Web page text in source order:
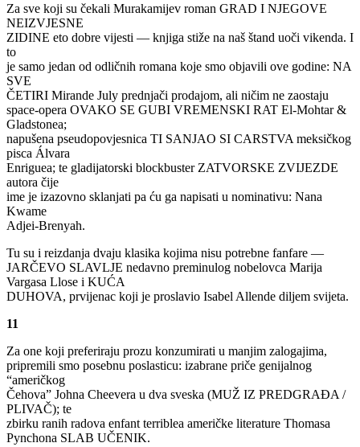
Za sve koji su čekali Murakamijev roman GRAD I NJEGOVE
NEIZVJESNE
ZIDINE eto dobre vijesti — knjiga stiže na naš štand uoči vikenda. I
to
je samo jedan od odličnih romana koje smo objavili ove godine: NA
SVE
ČETIRI Mirande July prednjači prodajom, ali ničim ne zaostaju
space-opera OVAKO SE GUBI VREMENSKI RAT El-Mohtar &
Gladstonea;
napušena pseudopovjesnica TI SANJAO SI CARSTVA meksičkog
pisca Álvara
Enriguea; te gladijatorski blockbuster ZATVORSKE ZVIJEZDE
autora čije
ime je izazovno sklanjati pa ću ga napisati u nominativu: Nana
Kwame
Adjei-Brenyah.
Tu su i reizdanja dvaju klasika kojima nisu potrebne fanfare —
JARČEVO SLAVLJE nedavno preminulog nobelovca Marija
Vargasa Llose i KUĆA
DUHOVA, prvijenac koji je proslavio Isabel Allende diljem svijeta.
11
Za one koji preferiraju prozu konzumirati u manjim zalogajima,
pripremili smo posebnu poslasticu: izabrane priče genijalnog
“američkog
Čehova” Johna Cheevera u dva sveska (MUŽ IZ PREDGRAĐA /
PLIVAČ); te
zbirku ranih radova enfant terriblea američke literature Thomasa
Pynchona SLAB UČENIK.